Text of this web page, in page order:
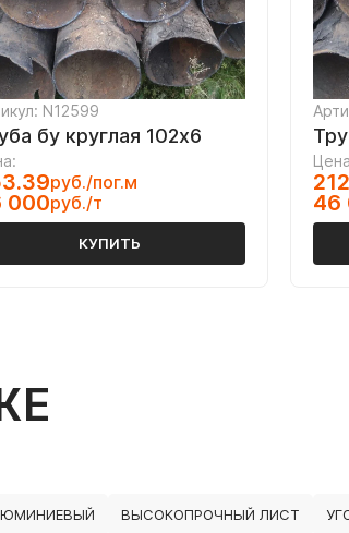
N12599
бу круглая 102х6
руб./пог.м
000руб./т
КУПИТЬ
46
ВЫСОКОПРОЧНЫЙ ЛИСТ